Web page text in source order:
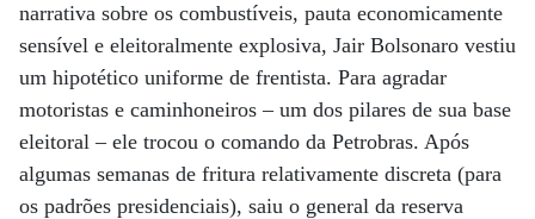
narrativa sobre os combustíveis, pauta economicamente
sensível e eleitoralmente explosiva, Jair Bolsonaro vestiu
um hipotético uniforme de frentista. Para agradar
motoristas e caminhoneiros – um dos pilares de sua base
eleitoral – ele trocou o comando da Petrobras. Após
algumas semanas de fritura relativamente discreta (para
os padrões presidenciais), saiu o general da reserva